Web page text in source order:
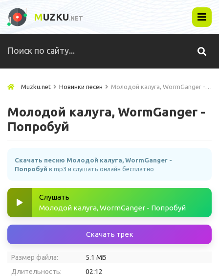
MUZKU.NET
Muzku.net Новинки песен Молодой калуга, WormGanger - Попробуй
Молодой калуга, WormGanger -
Попробуй
Скачать песню Молодой калуга, WormGanger -
Попробуй в mp3 и слушать онлайн бесплатно
Слушать
Молодой калуга, WormGanger - Попробуй
Скачать трек
Размер файла:
5.1 МБ
Длительность:
02:12